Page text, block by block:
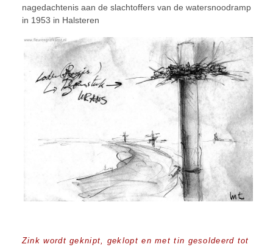
nagedachtenis aan de slachtoffers van de watersnoodramp
in 1953 in Halsteren
Zink wordt geknipt, geklopt en met tin gesoldeerd tot